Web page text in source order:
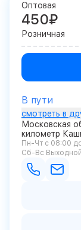
Оптовая
450₽
Розничная
В пути
смотреть в
Московская
километр
Пн-Чт с 08:00
Сб-Вс Выходной